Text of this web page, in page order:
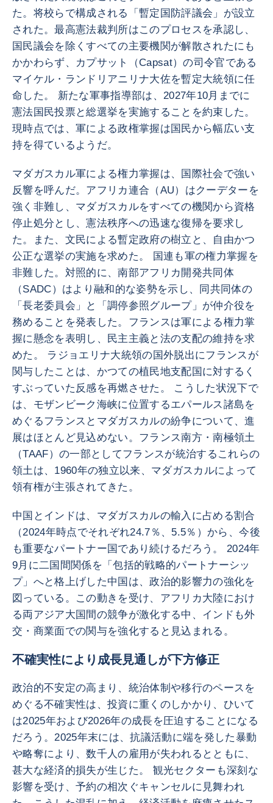
た。将校らで構成される「暫定国防評議会」が設立
された。最高憲法裁判所はこのプロセスを承認し、
国民議会を除くすべての主要機関が解散されたにも
かかわらず、カプサット（Capsat）の司令官である
マイケル・ランドリアニリナ大佐を暫定大統領に任
命した。 新たな軍事指導部は、2027年10月までに
憲法国民投票と総選挙を実施することを約束した。
現時点では、軍による政権掌握は国民から幅広い支
持を得ているようだ。
マダガスカル軍による権力掌握は、国際社会で強い
反響を呼んだ。アフリカ連合（AU）はクーデターを
強く非難し、マダガスカルをすべての機関から資格
停止処分とし、憲法秩序への迅速な復帰を要求し
た。また、文民による暫定政府の樹立と、自由かつ
公正な選挙の実施を求めた。 国連も軍の権力掌握を
非難した。対照的に、南部アフリカ開発共同体
（SADC）はより融和的な姿勢を示し、同共同体の
「長老委員会」と「調停参照グループ」が仲介役を
務めることを発表した。フランスは軍による権力掌
握に懸念を表明し、民主主義と法の支配の維持を求
めた。 ラジョエリナ大統領の国外脱出にフランスが
関与したことは、かつての植民地支配国に対するく
すぶっていた反感を再燃させた。 こうした状況下で
は、モザンビーク海峡に位置するエパールス諸島を
めぐるフランスとマダガスカルの紛争について、進
展はほとんど見込めない。フランス南方・南極領土
（TAAF）の一部としてフランスが統治するこれらの
領土は、1960年の独立以来、マダガスカルによって
領有権が主張されてきた。
中国とインドは、マダガスカルの輸入に占める割合
（2024年時点でそれぞれ24.7％、5.5％）から、今後
も重要なパートナー国であり続けるだろう。 2024年
9月に二国間関係を「包括的戦略的パートナーシッ
プ」へと格上げした中国は、政治的影響力の強化を
図っている。この動きを受け、アフリカ大陸におけ
る両アジア大国間の競争が激化する中、インドも外
交・商業面での関与を強化すると見込まれる。
不確実性により成長見通しが下方修正
政治的不安定の高まり、統治体制や移行のペースを
めぐる不確実性は、投資に重くのしかかり、ひいて
は2025年および2026年の成長を圧迫することになる
だろう。2025年末には、抗議活動に端を発した暴動
や略奪により、数千人の雇用が失われるとともに、
甚大な経済的損失が生じた。 観光セクターも深刻な
影響を受け、予約の相次ぐキャンセルに見舞われ